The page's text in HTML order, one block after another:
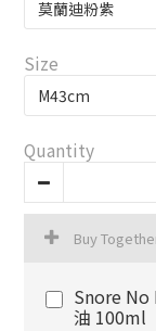
Size
Quantity
Buy
Snore No
油 100ml